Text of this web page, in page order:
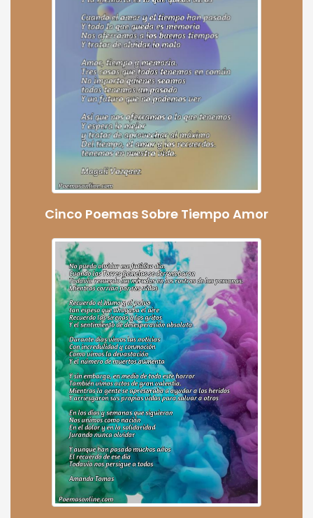
Cinco Poemas Sobre Tiempo Amor